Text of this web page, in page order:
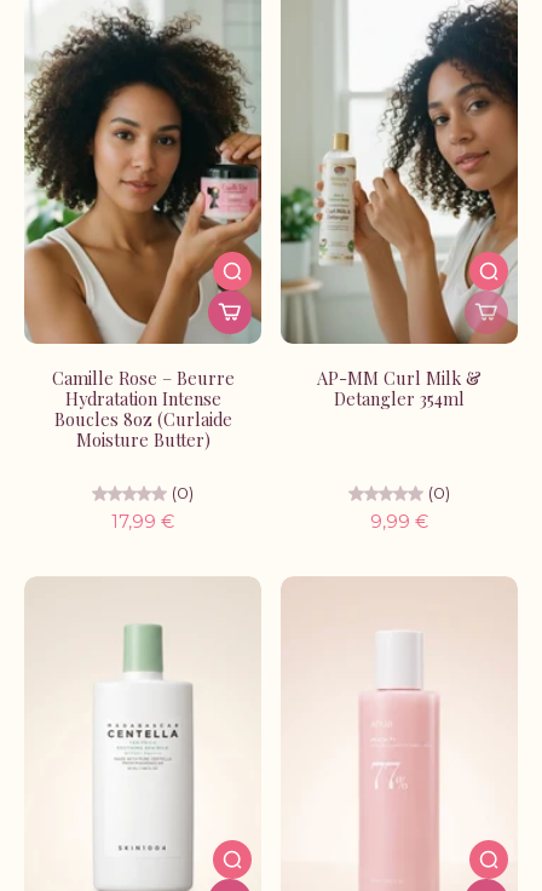
Camille Rose – Beurre
Hydratation Intense
Boucles 8oz (Curlaide
Moisture Butter)
(0)
17,99 €
AP-MM Curl Milk &
Detangler 354ml
(0)
9,99 €